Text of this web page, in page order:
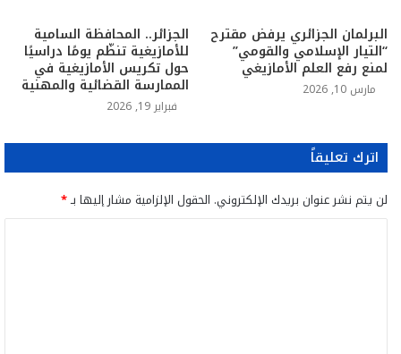
البرلمان الجزائري يرفض مقترح
“التيار الإسلامي والقومي”
لمنع رفع العلم الأمازيغي
مارس 10, 2026
الجزائر.. المحافظة السامية
للأمازيغية تنظّم يومًا دراسيًا
حول تكريس الأمازيغية في
الممارسة القضائية والمهنية
فبراير 19, 2026
اترك تعليقاً
لن يتم نشر عنوان بريدك الإلكتروني. الحقول الإلزامية مشار إليها بـ*